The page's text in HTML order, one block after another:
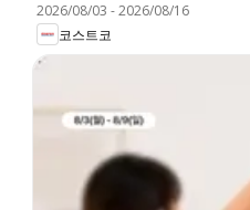
2026/08/03 -2026/08/16
코스트코